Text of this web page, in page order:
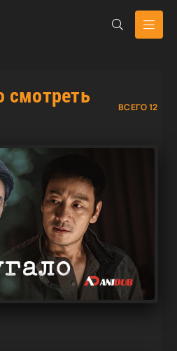
смотреть
ВСЕГО 12